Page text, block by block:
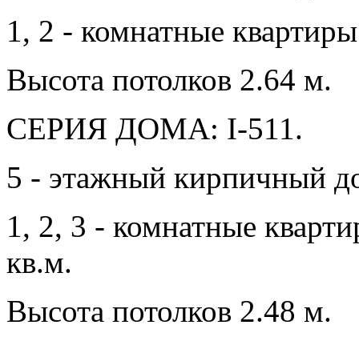
1, 2 - комнатные
Высота потолков 2.64 м.
СЕРИЯ ДОМА: I-511.
5 - этажный кирпичный
1, 2, 3 - комнатные
кв.м.
Высота потолков 2.48 м.